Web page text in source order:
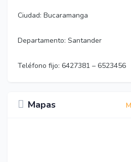
Ciudad: Bucaramanga
Departamento: Santander
Teléfono fijo: 6427381 – 6523456
Mapas